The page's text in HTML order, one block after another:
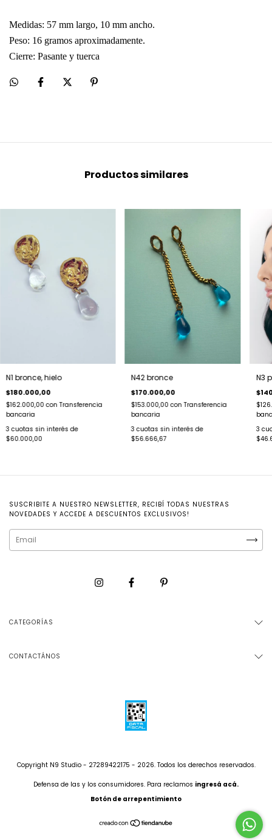
Medidas: 57 mm largo, 10 mm ancho.
Peso: 16 gramos aproximadamente.
Cierre: Pasante y tuerca
Productos similares
N1 bronce, hielo
$180.000,00
$162.000,00con Transferencia
bancaria
3 cuotas sin interés de
$60.000,00
N42 bronce
$170.000,00
$153.000,00con Transferencia
bancaria
3 cuotas sin interés de
$56.666,67
N3
3
SUSCRIBITE A NUESTRO NEWSLETTER, RECIBÍ TODAS NUESTRAS
NOVEDADES Y ACCEDE A DESCUENTOS EXCLUSIVOS!
CATEGORÍAS
CONTACTÁNOS
Copyright N9 Studio - 27289422175 - 2026. Todos los derechos reservados.
Defensa de las y los consumidores. Para reclamos ingresá acá.
Botón de arrepentimiento